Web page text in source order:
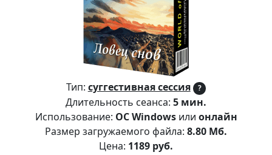
Тип: суггестивная сессия ?
Длительность сеанса: 5 мин.
Использование: ОС Windowsили онлайн
Размер загружаемого файла: 8.80 Мб.
Цена: 1189 руб.